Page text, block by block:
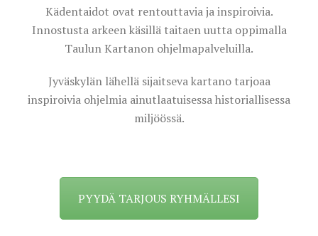
Kädentaidot ovat rentouttavia ja inspiroivia.
Innostusta arkeen käsillä taitaen uutta oppimalla
Taulun Kartanon ohjelmapalveluilla.
Jyväskylän lähellä sijaitseva kartano tarjoaa
inspiroivia ohjelmia ainutlaatuisessa historiallisessa
miljöössä.
PYYDÄ TARJOUS RYHMÄLLESI